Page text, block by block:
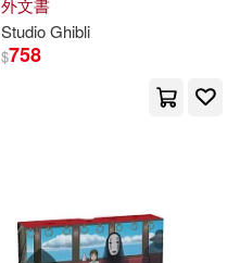
外文書
StudioGhibli
$758